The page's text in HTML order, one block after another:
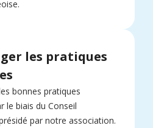
les pratiques
bonnes pratiques
le biais du Conseil
par notre association.